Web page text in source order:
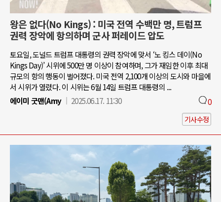
왕은 없다(No Kings) : 미국 전역 수백만 명, 트럼프
권력 장악에 항의하며 군사 퍼레이드 압도
토요일, 도널드 트럼프 대통령의 권력 장악에 맞서 ‘노 킹스 데이(No
Kings Day)’ 시위에 500만 명 이상이 참여하며, 그가 재임한 이후 최대
규모의 항의 행동이 벌어졌다. 미국 전역 2,100개 이상의 도시와 마을에
서 시위가 열렸다. 이 시위는 6월 14일 트럼프 대통령의 ...
에이미 굿맨(Amy
2025.06.17. 11:30 0
기사수정